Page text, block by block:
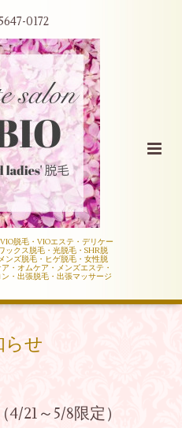
0172
脱毛・VIOエステ・デリケー
ックス脱毛・光脱毛・SHR脱
ンズ脱毛・ヒゲ脱毛・女性脱
・オムケア・メンズエステ・
・出張脱毛・出張マッサージ
らせ
21～5/8限定）